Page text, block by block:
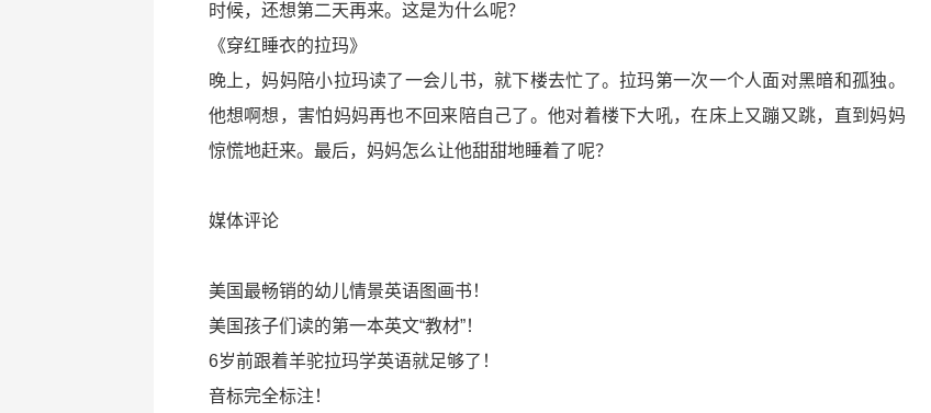
时候，还想第二天再来。这是为什么呢？
《穿红睡衣的拉玛》
晚上，妈妈陪小拉玛读了一会儿书，就下楼去忙了。拉玛第一次一个人面对黑暗和孤独。
他想啊想，害怕妈妈再也不回来陪自己了。他对着楼下大吼，在床上又蹦又跳，直到妈妈
惊慌地赶来。最后，妈妈怎么让他甜甜地睡着了呢？
媒体评论
美国最畅销的幼儿情景英语图画书！
美国孩子们读的第一本英文“教材”！
6岁前跟着羊驼拉玛学英语就足够了！
音标完全标注！